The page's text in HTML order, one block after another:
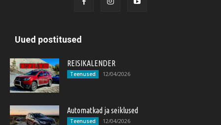
Uued postitused
REISIKALENDER
Teenused 12/04/2026
Automatkad ja seiklused
Teenused 12/04/2026